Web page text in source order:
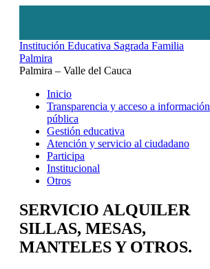
Institución Educativa Sagrada Familia
Palmira
Palmira – Valle del Cauca
Inicio
Transparencia y acceso a información
pública
Gestión educativa
Atención y servicio al ciudadano
Participa
Institucional
Otros
SERVICIO ALQUILER
SILLAS, MESAS,
MANTELES Y OTROS.